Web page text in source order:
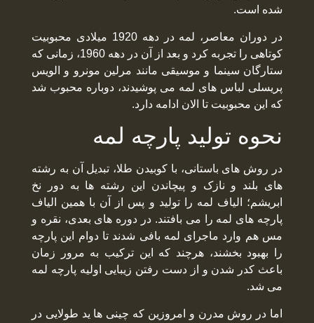
شده است.
در دوران معاصر، لمه در دهه 1920 میلادی محبوبیت
کوتاهی را تجربه کرد و بعد از آن در دهه 1960، زمانی که
ستارگان سینما و موسیقی مانند مرلین مونرو و الویس
پریسلی لباس های لمه می پوشیدند، دوباره محبوب شد
که این محبوبیت تا الان ادامه دارد.
نحوه تولید پارچه لمه
در روش های باستانی، با کوبیدن طلا، تبدیل آن به رشته
های بلند و نازک و پیچاندن این رشته ها به دور نخ
ابریشم؛ الیاف لمه را تولید و پس از آن با همین الیاف
پارچه های لمه را می بافتند. در دوره های بعدی، نقره و
مس هم وارد ماجرای لمه بافی شدند تا دوام این پارچه
را بهبود بخشند، هرچند که این ترکیب به مرور زمان
باعث کدر شدن و از دست رفتن زیبایی اولیه پارچه لمه
می شد.
اما در روش مدرن و امروزین که چینی ها ید طولایی در